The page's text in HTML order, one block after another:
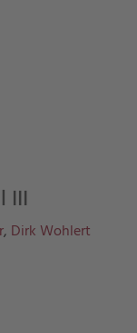
III
, Dirk Wohlert